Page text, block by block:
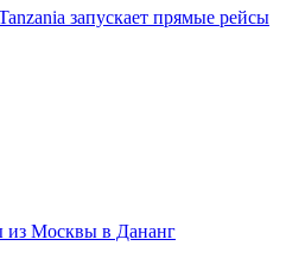
запускает прямые рейсы
из Москвы в Дананг